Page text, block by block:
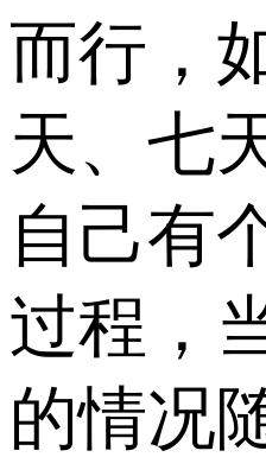
而行，
天、七
自己有
过程，
的情况